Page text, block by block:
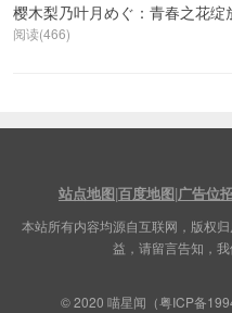
樱木梨乃叶月めぐ：青春之花绽
阅读(466)
站点地图|百度地图|广告位
本站所有内容均源自互联网，版权
益，请留言告知，
© 2020 喵星闻 （粤ICP备